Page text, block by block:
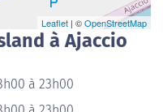
Leaflet | ©OpenStreetMap
à Ajaccio
à 23h00